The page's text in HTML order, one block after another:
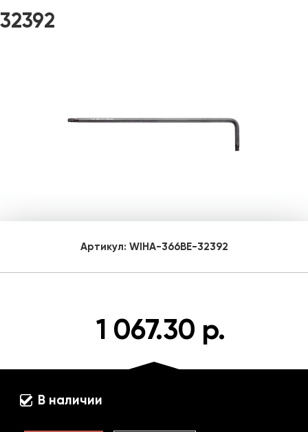
32392
Артикул: WIHA-366BE-32392
1 067.30 р.
В наличии